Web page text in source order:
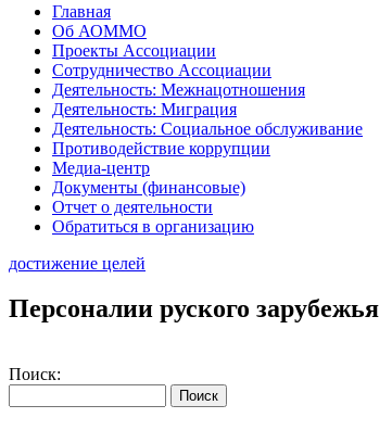
Главная
Об АОММО
Проекты Ассоциации
Сотрудничество Ассоциации
Деятельность: Межнацотношения
Деятельность: Миграция
Деятельность: Социальное обслуживание
Противодействие коррупции
Медиа-центр
Документы (финансовые)
Отчет о деятельности
Обратиться в организацию
достижение целей
Персоналии руского зарубежья
Поиск: